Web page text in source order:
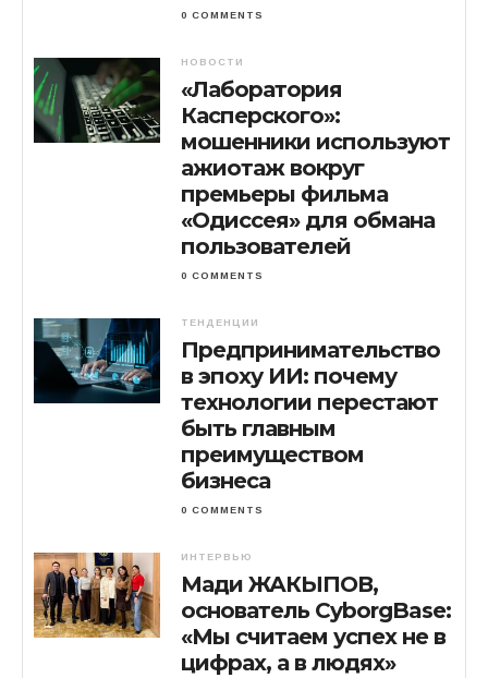
0 COMMENTS
НОВОСТИ
«Лаборатория
Касперского»:
мошенники используют
ажиотаж вокруг
премьеры фильма
«Одиссея» для обмана
пользователей
0 COMMENTS
ТЕНДЕНЦИИ
Предпринимательство
в эпоху ИИ: почему
технологии перестают
быть главным
преимуществом
бизнеса
0 COMMENTS
ИНТЕРВЬЮ
Мади ЖАКЫПОВ,
основатель CyborgBase:
«Мы считаем успех не в
цифрах, а в людях»